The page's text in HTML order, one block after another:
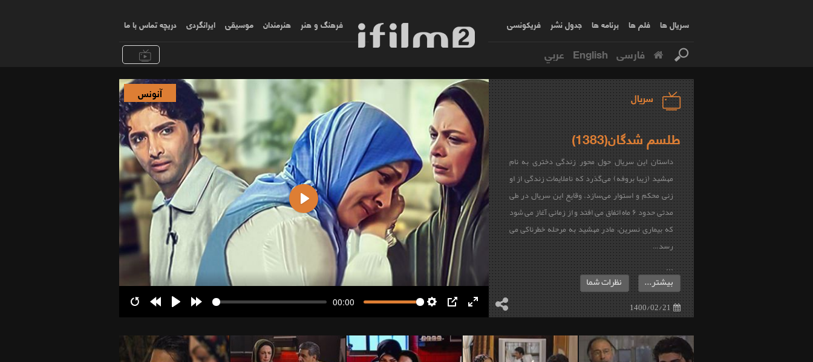
سریال ها فلم ها برنامه ها جدول نشر فریکونسی فرهنگ و هنر هنرمندان موسیقی ایرانگردی دریچه تماس با ما
فارسی English عربي
سریال
طلسم شدگان(1383)
داستان این سریال حول محور زندگی دختری به نام
مهشید (زیبا بروفه) می‌گذرد که ناملایمات زندگی از او
زنی محکم و استوار می‌سازد. وقایع این سریال در طی
مدتی حدود ۶ ماه اتفاق می افتد و از زمانی آغاز می شود
که بیماری نسرین، مادر مهشید به مرحله خطرناکی می
رسد…
...
1400/02/21
بیشتر... نظرات شما
00:00
Enter
fullscreen
Play
آنونس